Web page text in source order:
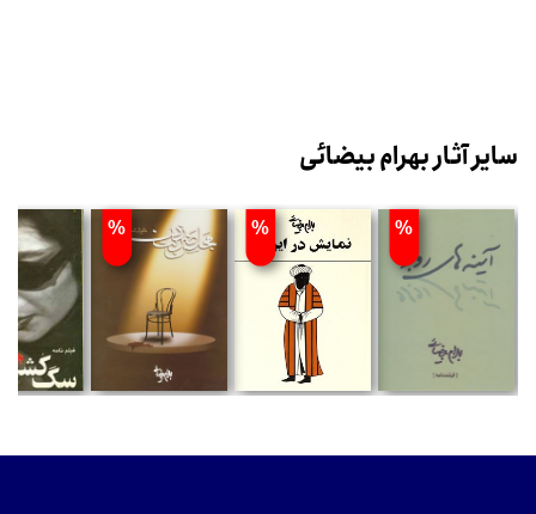
سایر آثار بهرام بیضائی
%
%
%